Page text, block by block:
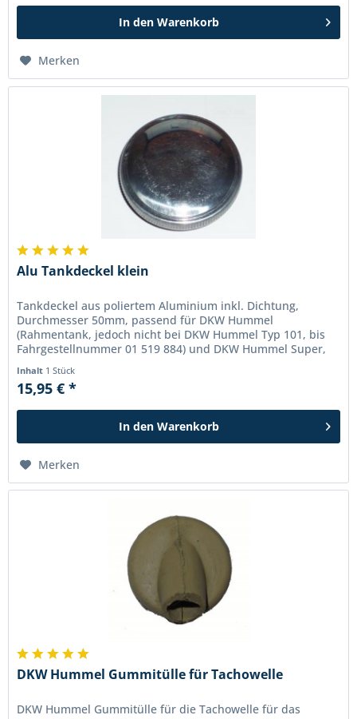
In den Warenkorb
Merken
Alu Tankdeckel klein
Tankdeckel aus poliertem Aluminium inkl. Dichtung,
Durchmesser 50mm, passend für DKW Hummel
(Rahmentank, jedoch nicht bei DKW Hummel Typ 101, bis
Fahrgestellnummer 01 519 884) und DKW Hummel Super,
Inhalt 1 Stück
15,95 € *
In den Warenkorb
Merken
DKW Hummel Gummitülle für Tachowelle
DKW Hummel Gummitülle für die Tachowelle für das